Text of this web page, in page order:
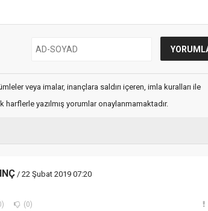
veya imalar, inançlara saldırı içeren, imla kuralları ile
harflerle yazılmış yorumlar onaylanmamaktadır.
/ 22 Şubat 2019 07:20
(0)